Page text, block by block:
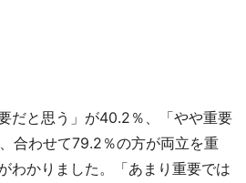
だと思う」が40.2％、「やや重要
合わせて79.2％の方が両立を重
わかりました。「あまり重要では